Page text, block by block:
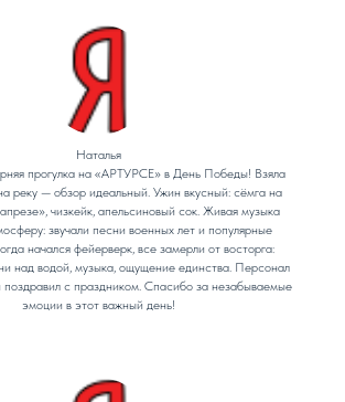
Наталья
прогулка на «АРТУРСЕ» в День Победы! Взяла
реку — обзор идеальный. Ужин вкусный: сёмга на
чизкейк, апельсиновый сок. Живая музыка
звучали песни военных лет и популярные
начался фейерверк, все замерли от восторга:
над водой, музыка, ощущение единства. Персонал
поздравил с праздником. Спасибо за незабываемые
эмоции в этот важный день!